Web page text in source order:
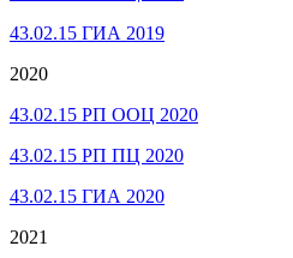
43.02.15 ГИА 2019
2020
43.02.15 РП ООЦ 2020
43.02.15 РП ПЦ 2020
43.02.15 ГИА 2020
2021